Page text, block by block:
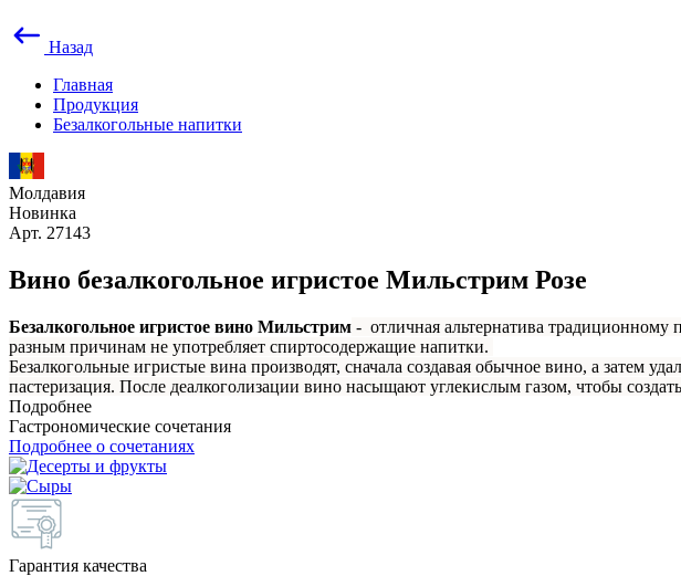
Назад
Главная
Продукция
Безалкогольные напитки
Молдавия
Новинка
Арт. 27143
Вино безалкогольное игристое Мильстрим Розе
Безалкогольное игристое вино Мильстрим - отличная альтернатива традиционному
разным причинам не употребляет спиртосодержащие напитки.
Безалкогольные игристые вина производят, сначала создавая обычное вино, а затем
пастеризация. После деалкоголизации вино насыщают углекислым газом, чтобы
Подробнее
Гастрономические сочетания
Подробнее о сочетаниях
Гарантия качества